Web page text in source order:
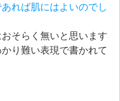
れば肌にはよいのでし
そらく無いと思います
り難い表現で書かれて